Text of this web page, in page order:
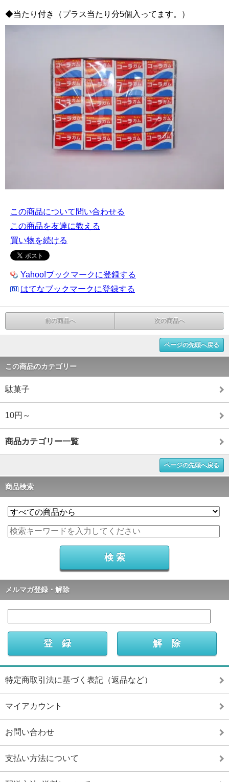
◆当たり付き（プラス当たり分5個入ってます。）
この商品について問い合わせる
この商品を友達に教える
買い物を続ける
Yahoo!ブックマークに登録する
はてなブックマークに登録する
前の商品へ 次の商品へ
ページの先頭へ戻る
この商品のカテゴリー
駄菓子
10円～
商品カテゴリー一覧
ページの先頭へ戻る
商品検索
メルマガ登録・解除
特定商取引法に基づく表記（返品など）
マイアカウント
お問い合わせ
支払い方法について